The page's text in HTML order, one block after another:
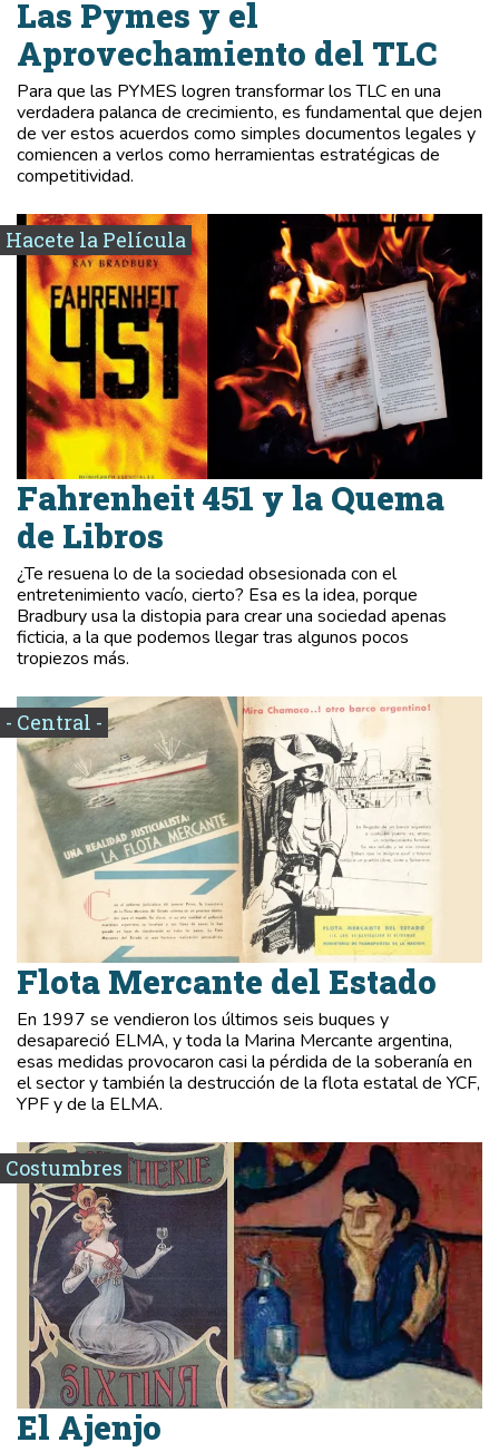
Las Pymes y el
Aprovechamiento del TLC
Para que las PYMES logren transformar los TLC en una
verdadera palanca de crecimiento, es fundamental que dejen
de ver estos acuerdos como simples documentos legales y
comiencen a verlos como herramientas estratégicas de
competitividad.
Hacete la Película
Fahrenheit 451 y la Quema
de Libros
¿Te resuena lo de la sociedad obsesionada con el
entretenimiento vacío, cierto? Esa es la idea, porque
Bradbury usa la distopia para crear una sociedad apenas
ficticia, a la que podemos llegar tras algunos pocos
tropiezos más.
- Central -
Flota Mercante del Estado
En 1997 se vendieron los últimos seis buques y
desapareció ELMA, y toda la Marina Mercante argentina,
esas medidas provocaron casi la pérdida de la soberanía en
el sector y también la destrucción de la flota estatal de YCF,
YPF y de la ELMA.
Costumbres
El Ajenjo